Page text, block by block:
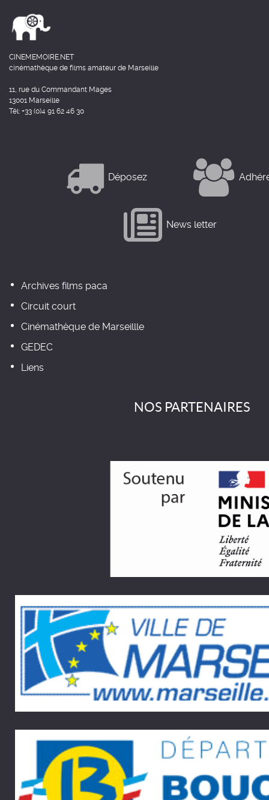
CINEMEMOIRE.NET
cinémathèque de films amateur de Marseille
11, rue du Commandant Mages
13001 Marseille
Tél: +33 (0)4 91 62 46 30
Déposez
News letter
Archives films paca
Circuit court
Cinémathèque de Marseillle
GEDEC
Liens
NOS PARTENAIRES